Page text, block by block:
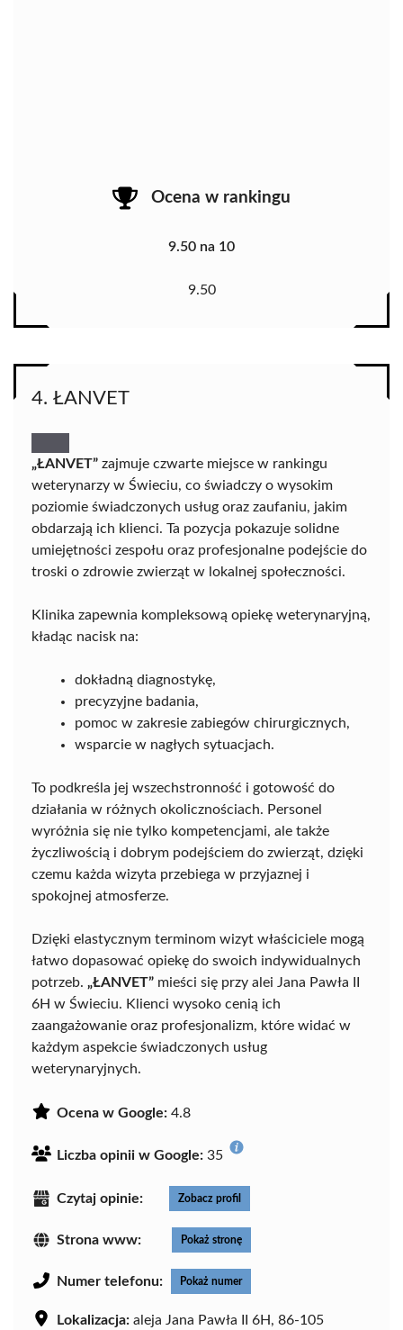
Ocena w rankingu
9.50 na 10
9.50
4. ŁANVET
„ŁANVET” zajmuje czwarte miejsce w rankingu
weterynarzy w Świeciu, co świadczy o wysokim
poziomie świadczonych usług oraz zaufaniu, jakim
obdarzają ich klienci. Ta pozycja pokazuje solidne
umiejętności zespołu oraz profesjonalne podejście do
troski o zdrowie zwierząt w lokalnej społeczności.
Klinika zapewnia kompleksową opiekę weterynaryjną,
kładąc nacisk na:
dokładną diagnostykę,
precyzyjne badania,
pomoc w zakresie zabiegów chirurgicznych,
wsparcie w nagłych sytuacjach.
To podkreśla jej wszechstronność i gotowość do
działania w różnych okolicznościach. Personel
wyróżnia się nie tylko kompetencjami, ale także
życzliwością i dobrym podejściem do zwierząt, dzięki
czemu każda wizyta przebiega w przyjaznej i
spokojnej atmosferze.
Dzięki elastycznym terminom wizyt właściciele mogą
łatwo dopasować opiekę do swoich indywidualnych
potrzeb. „ŁANVET” mieści się przy alei Jana Pawła II
6H w Świeciu. Klienci wysoko cenią ich
zaangażowanie oraz profesjonalizm, które widać w
każdym aspekcie świadczonych usług
weterynaryjnych.
Ocena w Google: 4.8
Liczba opinii w Google: 35
Czytaj opinie: Zobacz profil
Strona www: Pokaż stronę
Numer telefonu: Pokaż numer
Lokalizacja: aleja Jana Pawła II 6H, 86-105